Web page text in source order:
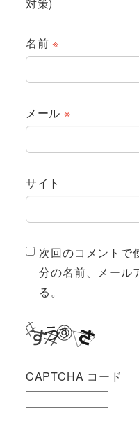
対策)
名前※
メール ※
サイト
次回のコメントで
分の名前、メール
る。
CAPTCHA コード